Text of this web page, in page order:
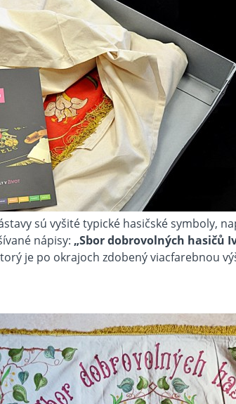
sú vyšité typické hasičské symboly,
nápisy: „Sbor dobrovolných hasičů
je po okrajoch zdobený viacfarebnou